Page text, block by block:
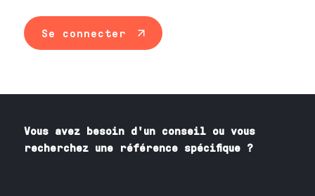
Se connecter
Vous avez besoin d'un conseil ou vous
recherchez une référence spécifique ?